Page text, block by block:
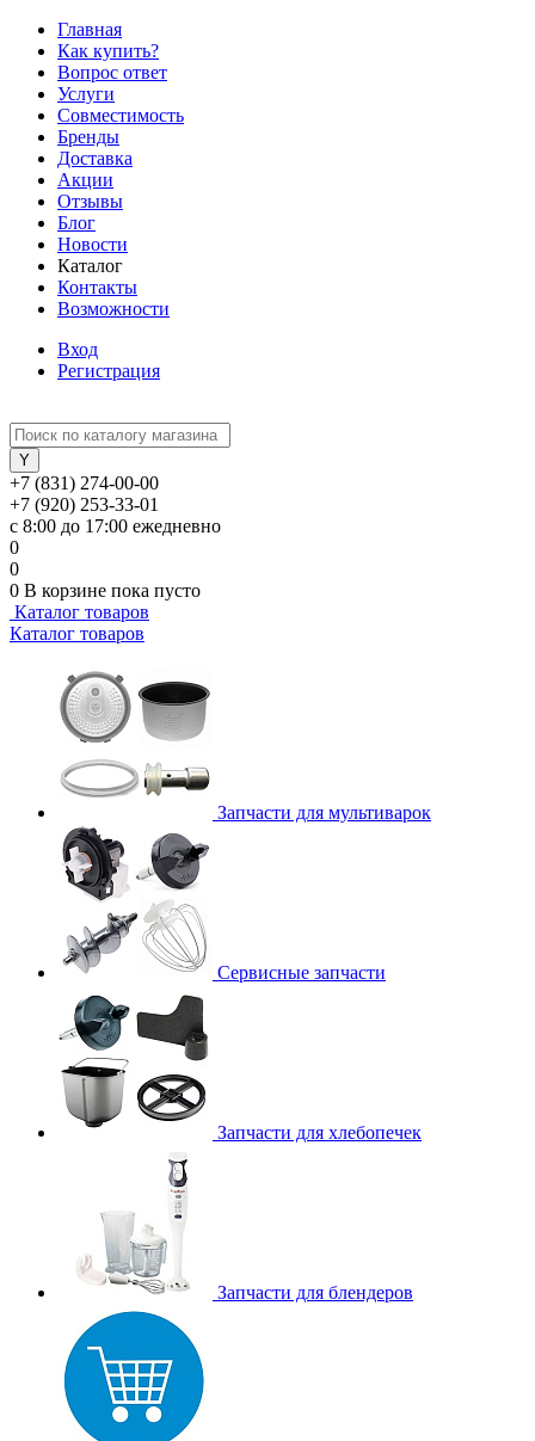
Главная
Как купить?
Вопрос ответ
Услуги
Совместимость
Бренды
Доставка
Акции
Отзывы
Блог
Новости
Каталог
Контакты
Возможности
Вход
Регистрация
+7 (831) 274-00-00
+7 (920) 253-33-01
с 8:00 до 17:00 ежедневно
0
0
0 В корзине пока пусто
Каталог товаров
Каталог товаров
Запчасти для мультиварок
Сервисные запчасти
Запчасти для хлебопечек
Запчасти для блендеров